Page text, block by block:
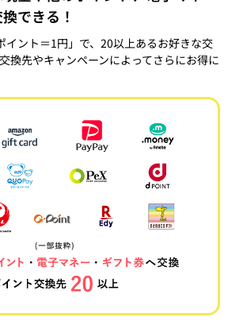
できる！
イント＝1円」で、20以上あるお好きな交
換先やキャンペーンによってさらにお得に